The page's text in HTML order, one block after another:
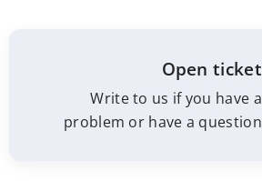
Open ticket
Write to us if you have a
problem or have a question